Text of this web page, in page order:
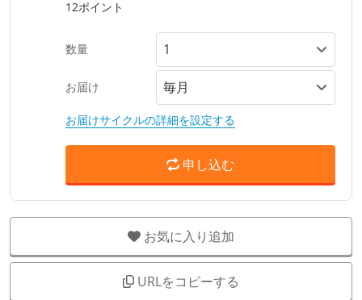
12ポイント
数量
お届け
お届けサイクルの詳細を設定する
申し込む
お気に入り追加
URLをコピーする